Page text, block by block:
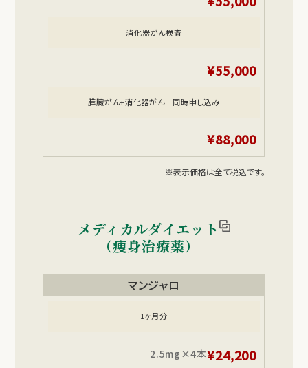
消化器がん検査
¥55,000
膵臓がん+消化器がん 同時申し込み
¥88,000
※表示価格は全て税込です。
メディカルダイエット
（痩身治療薬）
マンジャロ
1ヶ月分
2.5mg×4本¥24,200